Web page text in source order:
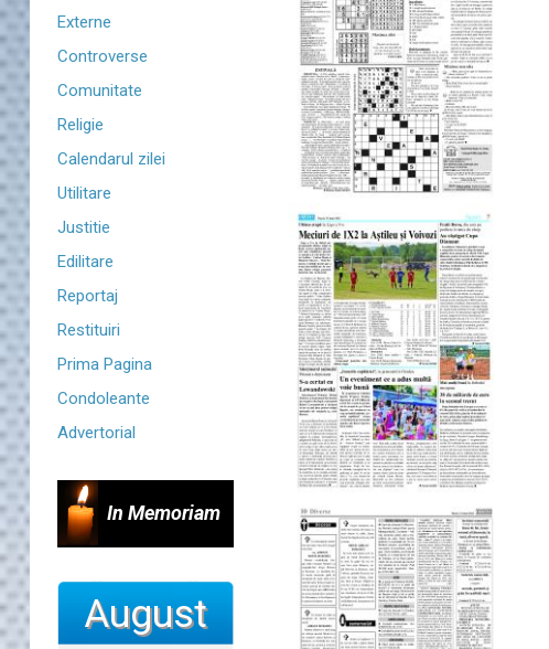
Externe
Controverse
Comunitate
Religie
Calendarul zilei
Utilitare
Justitie
Edilitare
Reportaj
Restituiri
Prima Pagina
Condoleante
Advertorial
In Memoriam
August